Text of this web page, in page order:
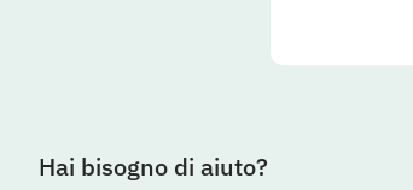
Hai bisogno di aiuto?